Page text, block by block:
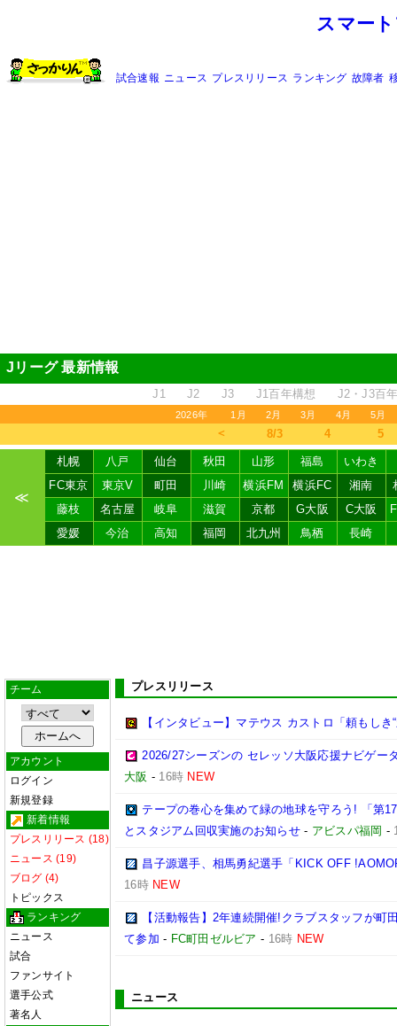
スマー
試合速報 ニュース プレスリリース ランキング 故障者
Jリーグ 最新情報
J1 J2 J3 J1百年構想 J2・J3百
2026年 1月 2月 3月 4月 5月
＜ 8/3 4 5
≪
札幌 八戸 仙台 秋田 山形 福島
いわき
FC東京
東京V 町田 川崎 横浜FM 横浜FC 湘南
藤枝
名古屋 岐阜 滋賀 京都 G大阪 C大阪
愛媛
今治 高知 福岡 北九州 鳥栖 長崎
チーム
アカウント
ログイン
新規登録
新着情報
プレスリリース (18)
ニュース (19)
ブログ (4)
トピックス
ランキング
ニュース
試合
ファンサイト
選手公式
著名人
プレスリリース
【インタビュー】マテウス カストロ「頼もしき
2026/27シーズンの セレッソ大阪応援ナビゲー
大阪 - 16時 NEW
テープの巻心を集めて緑の地球を守ろう! 「第
とスタジアム回収実施のお知らせ - アビスパ福岡 -
昌子源選手、相馬勇紀選手「KICK OFF
16時 NEW
【活動報告】2年連続開催!クラブスタッフが
て参加 - FC町田ゼルビア - 16時 NEW
ニュース